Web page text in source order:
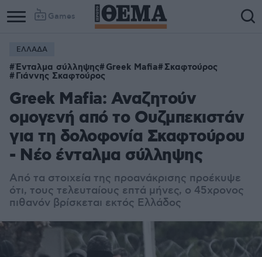
Games
ΕΛΛΑΔΑ
Ένταλμα σύλληψης Greek Mafia Σκαφτούρος
Γιάννης Σκαφτούρος
Greek Mafia: Αναζητούν
ομογενή από το Ουζμπεκιστάν
για τη δολοφονία Σκαφτούρου
- Νέο ένταλμα σύλληψης
Από τα στοιχεία της προανάκρισης προέκυψε
ότι, τους τελευταίους επτά μήνες, ο 45χρονος
πιθανόν βρίσκεται εκτός Ελλάδος